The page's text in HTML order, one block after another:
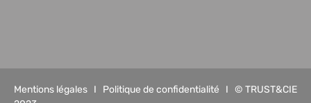
Mentions légales I Politique de confidentialité I © TRUST&CIE